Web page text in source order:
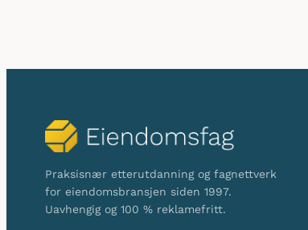
Praksisnær etterutdanning og fagnettverk
for eiendomsbransjen siden 1997.
Uavhengig og 100 % reklamefritt.